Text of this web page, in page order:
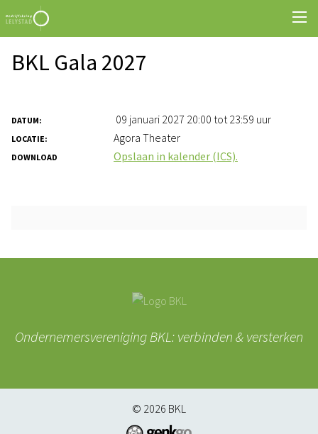
BKL Gala 2027
DATUM: 09 januari 2027 20:00 tot 23:59 uur
LOCATIE: Agora Theater
DOWNLOAD Opslaan in kalender (ICS).
Ondernemersvereniging BKL: verbinden & versterken
© 2026 BKL